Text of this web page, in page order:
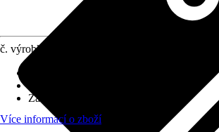
č. výrobku
Základní barva
Více informací o zboží